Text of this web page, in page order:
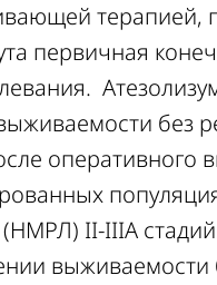
терапией,
первичная
без
оперативного
II-IIIA
выживаемости